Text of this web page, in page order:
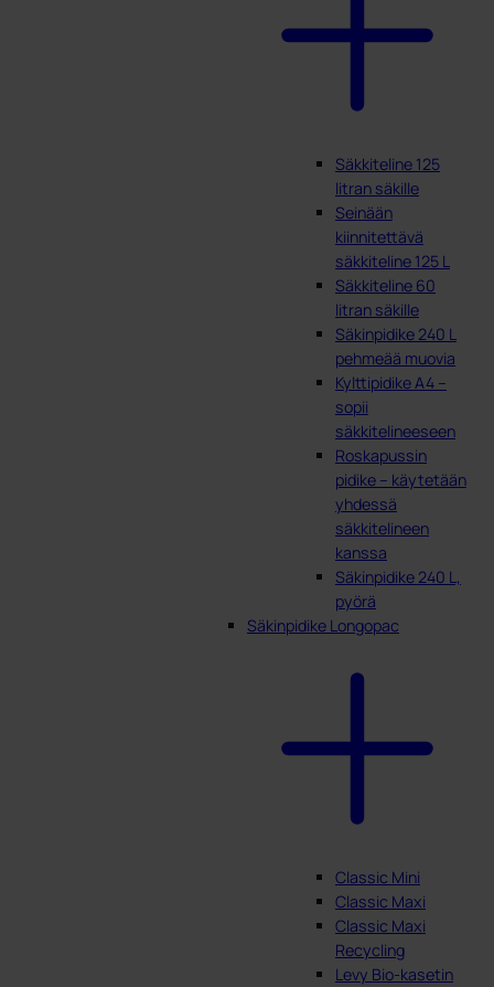
Säkkiteline 125
litran säkille
Seinään
kiinnitettävä
säkkiteline 125 L
Säkkiteline 60
litran säkille
Säkinpidike 240 L
pehmeää muovia
Kylttipidike A4 –
sopii
säkkitelineeseen
Roskapussin
pidike – käytetään
yhdessä
säkkitelineen
kanssa
Säkinpidike 240 L,
pyörä
Säkinpidike Longopac
Classic Mini
Classic Maxi
Classic Maxi
Recycling
Levy Bio-kasetin